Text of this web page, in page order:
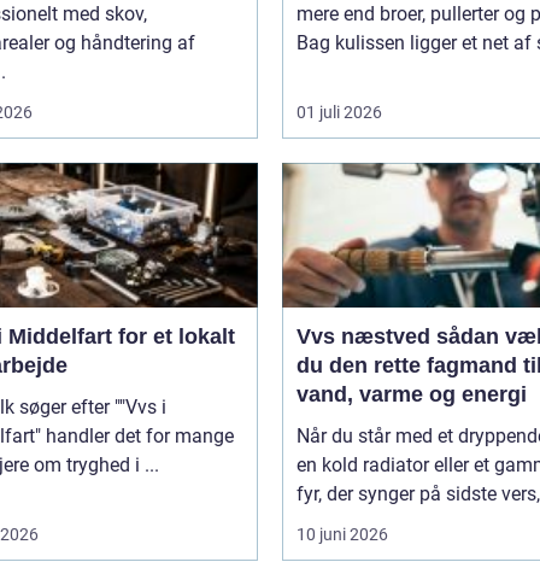
med skov,
og håndtering af
mere end broer, pullerter og
Bag kulissen ligger et net af
01 juli 2026
Middelfart for et lokalt
søger efter ""Vvs i
handler det for mange
om tryghed i ...
Vvs næstved sådan vælger
du den rette fagmand
vand, varme og energi
Når du står med et
en kold radiator eller et
fyr, der synger på sidste
10 juni 2026